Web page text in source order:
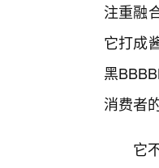
注重融
它打成
黑
消费者
它